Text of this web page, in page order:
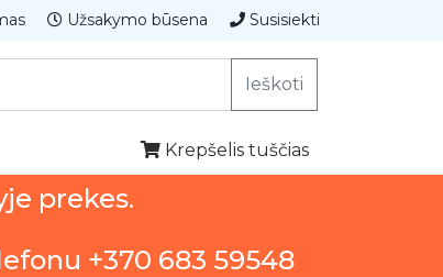
Užsakymo būsena Susisiekti
Ieškoti
Krepšelis tuščias
prekes.
+370 683 59548